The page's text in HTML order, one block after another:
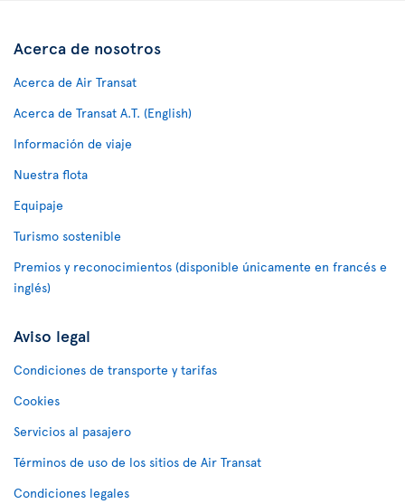
Acerca de nosotros
Acerca de Air Transat
Acerca de Transat A.T. (English)
Información de viaje
Nuestra flota
Equipaje
Turismo sostenible
Premios y reconocimientos (disponible únicamente en francés e
inglés)
Aviso legal
Condiciones de transporte y tarifas
Cookies
Servicios al pasajero
Términos de uso de los sitios de Air Transat
Condiciones legales